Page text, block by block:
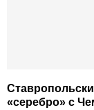
«серебро» с